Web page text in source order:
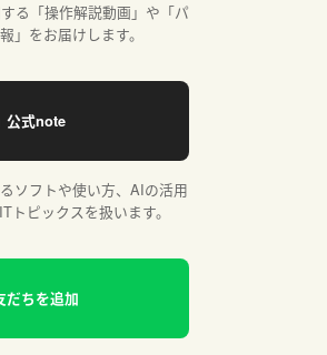
る「操作解説動画」や「パ
」をお届けします。
ソフトや使い方、AIの活用
トピックスを扱います。